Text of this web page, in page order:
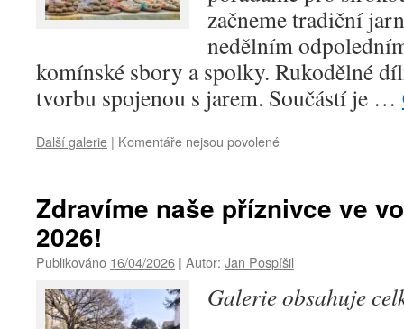
začneme tradiční
nedělním
komínské sbory a spolky. Rukodělné
tvorbu spojenou s jarem. Součástí je …
Další galerie | Komentáře nejsou povolené
názvem
V
nejen
realizuje,
v
Zdravíme naše příznivce ve
2026!
Publikováno 16/04/2026 | Autor: Jan Pospíšil
Galerie obsahuje